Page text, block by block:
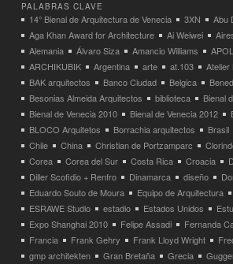
PALABRAS CLAVE
14° Bienal de Arquitectura de Venecia 3XN Abu
Aga Khan Award for Architecture
Ai Weiwei
Alemania
Álvaro Siza Amancio Williams
ARCHIKUBIK
Argentina arte at.103 Atelier
BAK arquitectos
Banco Ciudad Belgica
Besonias Almeida Arquitectos
biblioteca
Bienal
Bienal de Venecia 2010
Bienal de Venecia 2012
BLOCO Arquitetos
Borrachia arquitectos Brasil
Chile
China Christian de Portzamparc
Corea
Corea del Sur Costa Rica Croacia
Diller Scofidio + Renfro
Dinamarca diseño
Eduardo Souto de Moura
Equipo de Arquitectura
ESRAWE Studio
estadio Estados Unidos
Expo Shanghai 2010
Felipe Assadi Fernanda
Francia
Frank Gehry Frank Lloyd Wright
gmp architekten
Gran Bretaña Grecia